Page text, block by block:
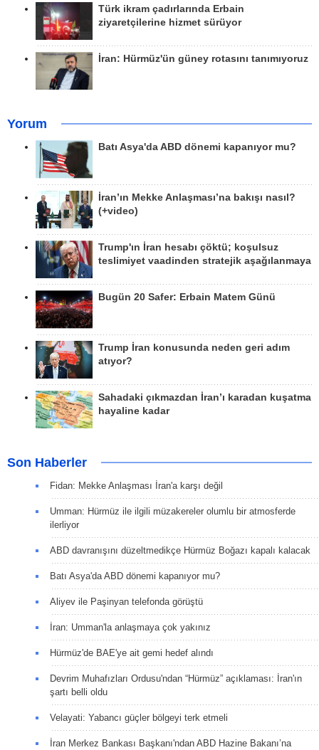
Türk ikram çadırlarında Erbain
ziyaretçilerine hizmet sürüyor
İran: Hürmüz'ün güney rotasını tanımıyoruz
Yorum
Batı Asya'da ABD dönemi kapanıyor mu?
İran’ın Mekke Anlaşması’na bakışı nasıl?
(+video)
Trump'ın İran hesabı çöktü; koşulsuz
teslimiyet vaadinden stratejik aşağılanmaya
Bugün 20 Safer: Erbain Matem Günü
Trump İran konusunda neden geri adım
atıyor?
Sahadaki çıkmazdan İran’ı karadan kuşatma
hayaline kadar
Son Haberler
Fidan: Mekke Anlaşması İran'a karşı değil
Umman: Hürmüz ile ilgili müzakereler olumlu bir atmosferde
ilerliyor
ABD davranışını düzeltmedikçe Hürmüz Boğazı kapalı kalacak
Batı Asya'da ABD dönemi kapanıyor mu?
Aliyev ile Paşinyan telefonda görüştü
İran: Umman'la anlaşmaya çok yakınız
Hürmüz'de BAE'ye ait gemi hedef alındı
Devrim Muhafızları Ordusu'ndan “Hürmüz” açıklaması: İran'ın
şartı belli oldu
Velayati: Yabancı güçler bölgeyi terk etmeli
İran Merkez Bankası Başkanı'ndan ABD Hazine Bakanı’na